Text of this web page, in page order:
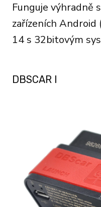
Funguje výhradně
zařízeních
14 s 32bitovým
DBSCAR I